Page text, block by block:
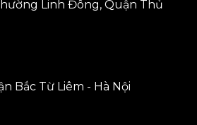
Linh Đông, Quận Thủ
Bắc Từ Liêm - Hà Nội